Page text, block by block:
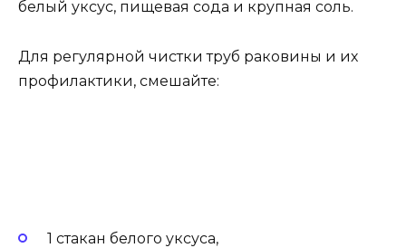
белый уксус, пищевая сода и крупная соль.
Для регулярной чистки труб раковины и их
профилактики, смешайте:
1 стакан белого уксуса,